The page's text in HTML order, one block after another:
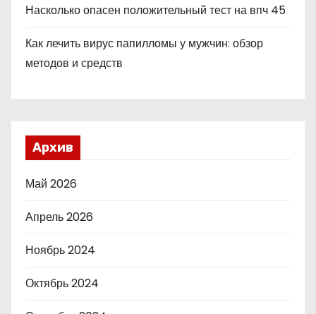
Насколько опасен положительный тест на впч 45
Как лечить вирус папилломы у мужчин: обзор
методов и средств
Архив
Май 2026
Апрель 2026
Ноябрь 2024
Октябрь 2024